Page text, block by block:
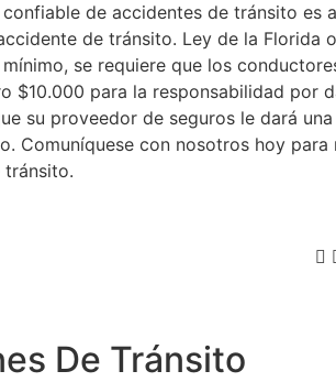
de accidentes de tránsito
de tránsito. Ley de la
se requiere que los
$10.000 para la responsabilidad
su proveedor de seguros le dará
Comuníquese con nosotros hoy
De Tránsito